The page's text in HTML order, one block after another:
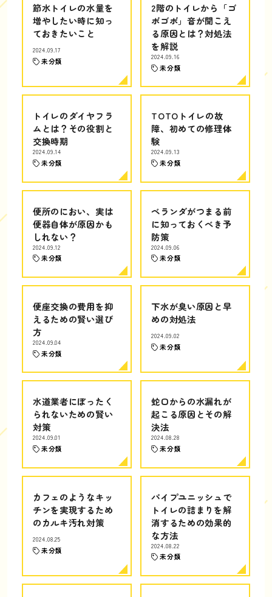
節水トイレの水量を
増やしたい時に知っ
ておきたいこと
2024.09.17
未分類
2階のトイレから「ゴ
ボゴボ」音が聞こえ
る原因とは？対処法
を解説
2024.09.16
未分類
トイレのダイヤフラ
ムとは？その役割と
交換時期
2024.09.14
未分類
TOTOトイレの故
障、初めての修理体
験
2024.09.13
未分類
便所のにおい、実は
便器自体が原因かも
しれない？
2024.09.12
未分類
ベランダがつまる前
に知っておくべき予
防策
2024.09.06
未分類
便座交換の費用を抑
えるための賢い選び
方
2024.09.04
未分類
下水が臭い原因と早
めの対処法
2024.09.02
未分類
水道業者にぼったく
られないための賢い
対策
2024.09.01
未分類
蛇口からの水漏れが
起こる原因とその解
決法
2024.08.28
未分類
カフェのようなキッ
チンを実現するため
のカルキ汚れ対策
2024.08.25
未分類
パイプユニッシュで
トイレの詰まりを解
消するための効果的
な方法
2024.08.22
未分類